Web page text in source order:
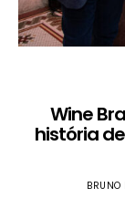
Wine
história
BRUNO